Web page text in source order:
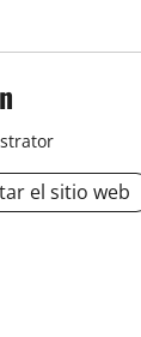
el sitio web